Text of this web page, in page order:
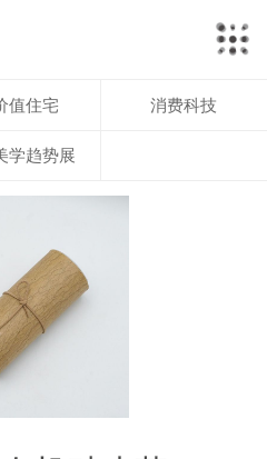
值住宅 消费科技
学趋势展